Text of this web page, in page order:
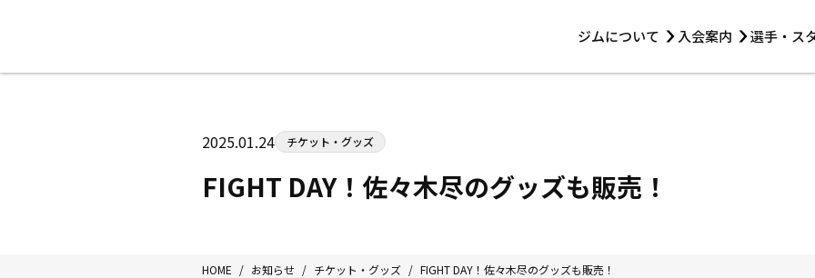
ジムについて 入会案内 選手・ス
Tel/Fax：042-622-7222
選手・スタッフ
2025.01.24 チケット・グッズ
FIGHT DAY！佐々木尽のグッズも販売！
HOME / お知らせ / チケット・グッズ / FIGHT DAY！佐々木尽のグッズも販売！